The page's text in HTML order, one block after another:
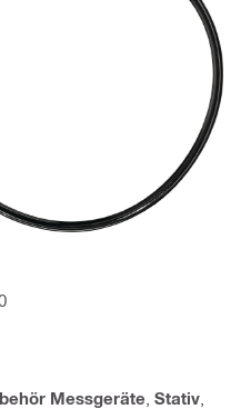
Messgeräte Stativ